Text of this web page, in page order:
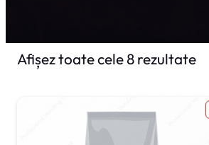
Afișez toate cele 8 rezultate